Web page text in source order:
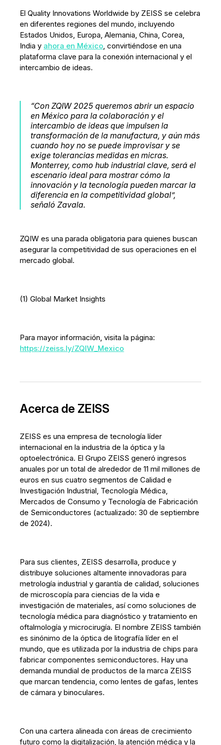
El Quality Innovations Worldwide by ZEISS se celebra
en diferentes regiones del mundo, incluyendo
Estados Unidos, Europa, Alemania, China, Corea,
India y ahora en México, convirtiéndose en una
plataforma clave para la conexión internacional y el
intercambio de ideas.
“Con ZQIW 2025 queremos abrir un espacio
en México para la colaboración y el
intercambio de ideas que impulsen la
transformación de la manufactura, y aún más
cuando hoy no se puede improvisar y se
exige tolerancias medidas en micras.
Monterrey, como hub industrial clave, será el
escenario ideal para mostrar cómo la
innovación y la tecnología pueden marcar la
diferencia en la competitividad global”,
señaló Zavala.
ZQIW es una parada obligatoria para quienes buscan
asegurar la competitividad de sus operaciones en el
mercado global.
(1) Global Market Insights
Para mayor información, visita la página:
https://zeiss.ly/ZQIW_Mexico
Acerca de ZEISS
ZEISS es una empresa de tecnología líder
internacional en la industria de la óptica y la
optoelectrónica. El Grupo ZEISS generó ingresos
anuales por un total de alrededor de 11 mil millones de
euros en sus cuatro segmentos de Calidad e
Investigación Industrial, Tecnología Médica,
Mercados de Consumo y Tecnología de Fabricación
de Semiconductores (actualizado: 30 de septiembre
de 2024).
Para sus clientes, ZEISS desarrolla, produce y
distribuye soluciones altamente innovadoras para
metrología industrial y garantía de calidad, soluciones
de microscopía para ciencias de la vida e
investigación de materiales, así como soluciones de
tecnología médica para diagnóstico y tratamiento en
oftalmología y microcirugía. El nombre ZEISS también
es sinónimo de la óptica de litografía líder en el
mundo, que es utilizada por la industria de chips para
fabricar componentes semiconductores. Hay una
demanda mundial de productos de la marca ZEISS
que marcan tendencia, como lentes de gafas, lentes
de cámara y binoculares.
Con una cartera alineada con áreas de crecimiento
futuro como la digitalización, la atención médica y la